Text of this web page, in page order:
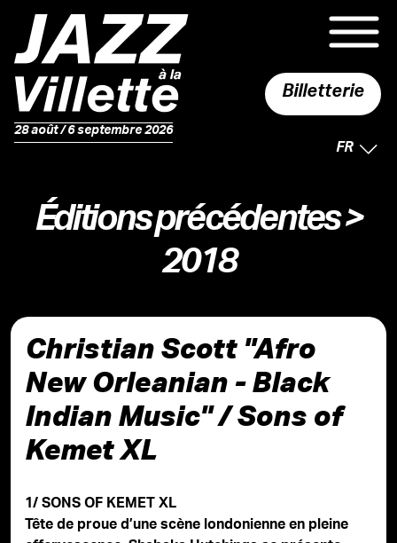
28 août / 6 septembre 2026
Billetterie
FR
Éditions précédentes>
2018
Christian Scott "Afro
New Orleanian - Black
Indian Music" / Sons of
Kemet XL
1/ SONS OF KEMET XL
Tête de proue d’une scène londonienne en pleine